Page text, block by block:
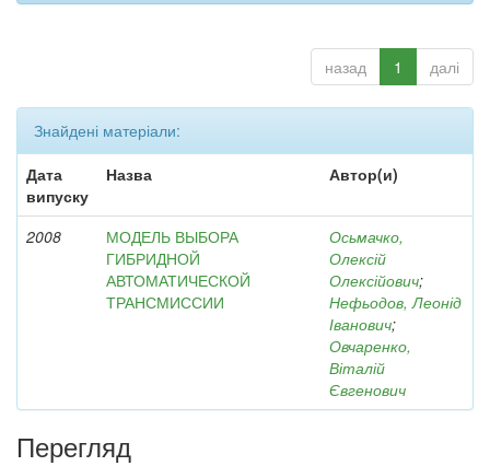
назад 1 далі
Знайдені матеріали:
Дата
випуску
Назва Автор(и)
2008
МОДЕЛЬ ВЫБОРА
ГИБРИДНОЙ
АВТОМАТИЧЕСКОЙ
ТРАНСМИССИИ
Осьмачко,
Олексій
Олексійович;
Нефьодов, Леонід
Іванович;
Овчаренко,
Віталій
Євгенович
Перегляд